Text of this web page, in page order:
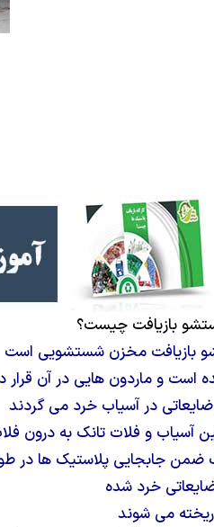
بازیافت چیست؟
بازیافت مخزن شستشویی است
است و ماردون هایی در آن
در آسیاب خرد می گردند
آسیاب و فلات تانک به درون
ضمن جابجایی پلاستیک ها
خرد شده
می شوند